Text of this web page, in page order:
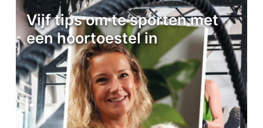
Vijf tips om te sporten met
een hoortoestel in